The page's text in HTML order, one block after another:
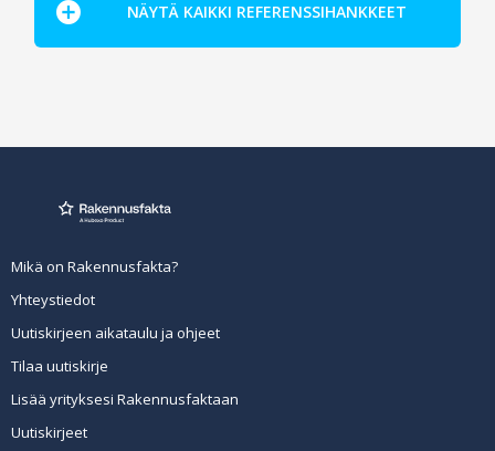
NÄYTÄ KAIKKI REFERENSSIHANKKEET
Mikä on Rakennusfakta?
Yhteystiedot
Uutiskirjeen aikataulu ja ohjeet
Tilaa uutiskirje
Lisää yrityksesi Rakennusfaktaan
Uutiskirjeet